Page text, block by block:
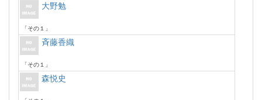
大野勉
「その１」
斉藤香織
「その１」
森悦史